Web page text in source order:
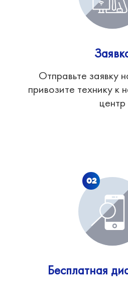
Отправьте заявку
привозите технику к
центр
02
Бесплатная